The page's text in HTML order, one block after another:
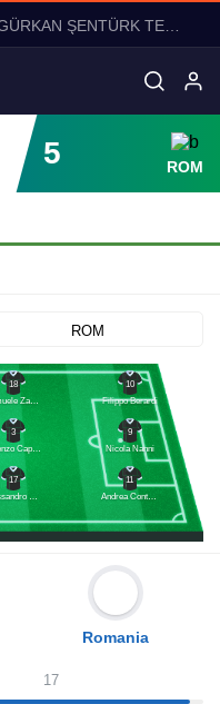
15:37 / ŞAMPİYON MAESTRO GÜRKAN ŞENTÜRK TEKLİFLERİ DEĞERLENDİRİYOR!
5 ROM
ROM
18
Samuele Zannoni
3
Lorenzo Capicchioni
17
Alessandro Golinucci
10
Filippo Berardi
9
Nicola Nanni
11
Andrea Contadini
Romania
17